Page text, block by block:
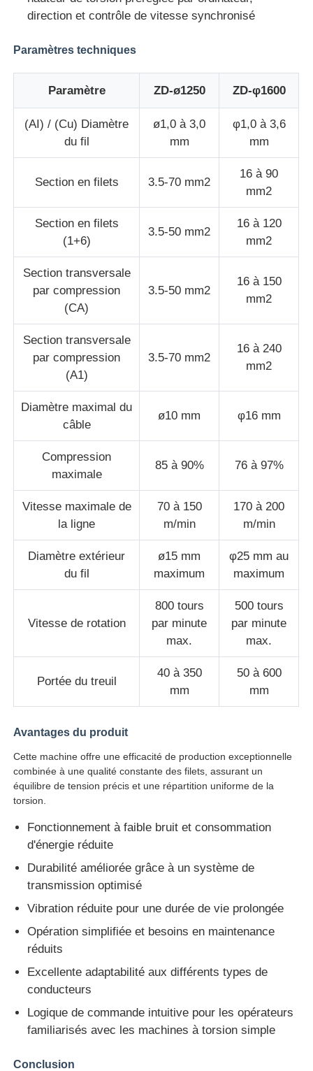
Machine à double torsion
Machine simple de torsion
machine de câblage
Machine à tordre les paires
fil étendant la machine
transport outre de machine
Machine à emballer des câbles
machine à enrouler des câbles
machine d'extrusion de dénudage
direction et contrôle de vitesse synchronisé
Paramètres techniques
Paramètre ZD-ø1250 ZD-φ1600
(AI) / (Cu) Diamètre
du fil
ø1,0 à 3,0
mm
φ1,0 à 3,6
mm
Section en filets 3.5-70 mm2
16 à 90
mm2
Section en filets
(1+6)
3.5-50 mm2
16 à 120
mm2
Section transversale
par compression
(CA)
3.5-50 mm2
16 à 150
mm2
Section transversale
par compression
(A1)
3.5-70 mm2
16 à 240
mm2
Diamètre maximal du
câble
ø10 mm φ16 mm
Compression
maximale
85 à 90% 76 à 97%
Vitesse maximale de
la ligne
70 à 150
m/min
170 à 200
m/min
Diamètre extérieur
du fil
ø15 mm
maximum
φ25 mm au
maximum
Vitesse de rotation
800 tours
par minute
max.
500 tours
par minute
max.
Portée du treuil
40 à 350
mm
50 à 600
mm
Avantages du produit
Cette machine offre une efficacité de production exceptionnelle
combinée à une qualité constante des filets, assurant un
équilibre de tension précis et une répartition uniforme de la
torsion.
Fonctionnement à faible bruit et consommation
d'énergie réduite
Durabilité améliorée grâce à un système de
transmission optimisé
Vibration réduite pour une durée de vie prolongée
Opération simplifiée et besoins en maintenance
réduits
Excellente adaptabilité aux différents types de
conducteurs
Logique de commande intuitive pour les opérateurs
familiarisés avec les machines à torsion simple
Conclusion